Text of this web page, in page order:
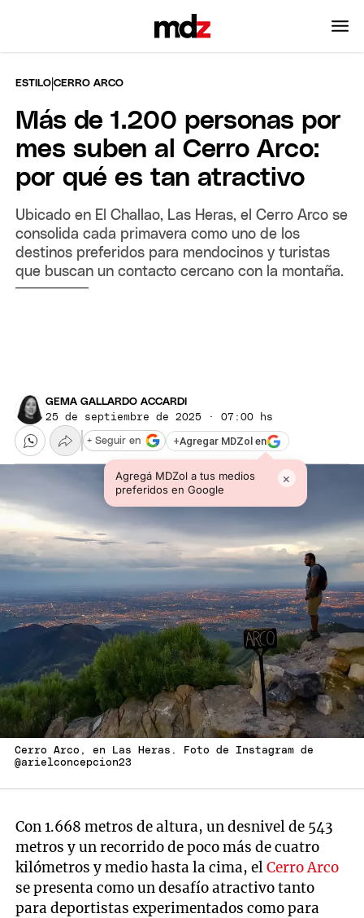
ESTILO |CERRO ARCO
Más de 1.200 personas por
mes suben al Cerro Arco:
por qué es tan atractivo
Ubicado en El Challao, Las Heras, el Cerro Arco se
consolida cada primavera como uno de los
destinos preferidos para mendocinos y turistas
que buscan un contacto cercano con la montaña.
GEMA GALLARDO ACCARDI
25 de septiembre de 2025 · 07:00 hs
+Agregar MDZol en
Agregá MDZol a tus medios
preferidos en Google
×
+ Seguir en
Cerro Arco, en Las Heras. Foto de Instagram de
@arielconcepcion23
Con 1.668 metros de altura, un desnivel de 543
metros y un recorrido de poco más de cuatro
kilómetros y medio hasta la cima, elCerro Arco
se presenta como un desafío atractivo tanto
para deportistas experimentados como para